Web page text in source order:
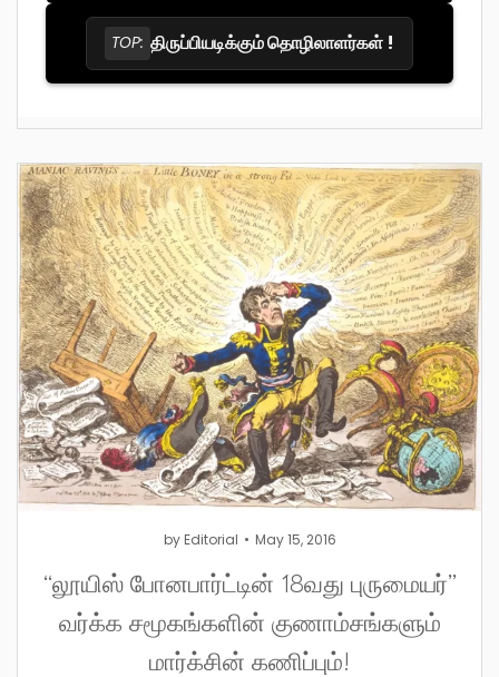
TOP: திருப்பியடிக்கும் தொழிலாளர்கள் !
by Editorial May 15, 2016
‘‘லூயிஸ் போனபார்ட்டின் 18வது புருமையர்’’
வர்க்க சமூகங்களின் குணாம்சங்களும்
மார்க்சின் கணிப்பும்!